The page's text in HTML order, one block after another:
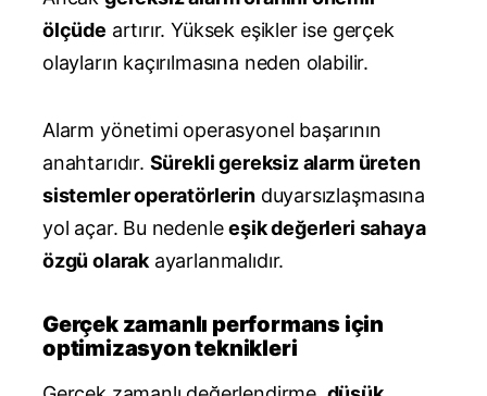
ölçüde artırır. Yüksek eşikler ise gerçek
olayların kaçırılmasına neden olabilir.
Alarm yönetimi operasyonel başarının
anahtarıdır. Sürekli gereksiz alarm üreten
sistemler operatörlerinduyarsızlaşmasına
yol açar. Bu nedenleeşik değerleri sahaya
özgü olarak ayarlanmalıdır.
Gerçek zamanlı performans için
optimizasyon teknikleri